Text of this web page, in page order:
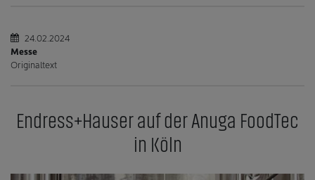
24.02.2024
Messe
Originaltext
Endress+Hauser auf der Anuga FoodTec
in Köln